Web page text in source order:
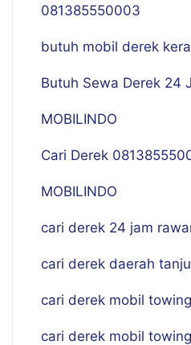
081385550003
butuh mobil derek
Butuh Sewa Derek 24
MOBILINDO
Cari Derek
MOBILINDO
cari derek 24 jam
cari derek daerah
cari derek mobil
cari derek mobil